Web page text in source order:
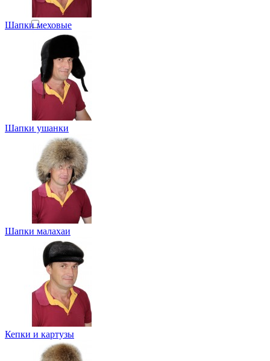
Шоколадный
Шапки меховые
Шапки ушанки
Шапки малахаи
Кепки и картузы